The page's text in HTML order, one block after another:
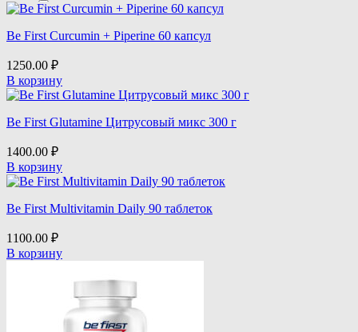
Optimum Nutrition
VP Laboratory
Be First Curcumin + Piperine 60 капсул
1250.00 ₽
В корзину
Be First Glutamine Цитрусовый микс 300 г
1400.00 ₽
В корзину
Be First Multivitamin Daily 90 таблеток
1100.00 ₽
В корзину